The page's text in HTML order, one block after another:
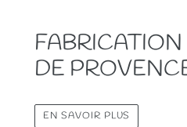
DE
EN SAVOIR PLUS